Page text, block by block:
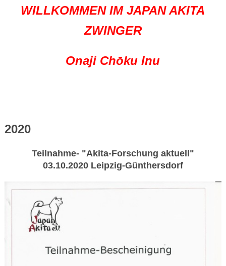
WILLKOMMEN IM JAPAN AKITA
ZWINGER
Onaji Chōku Inu
2020
Teilnahme- "Akita-Forschung aktuell"
03.10.2020 Leipzig-Günthersdorf